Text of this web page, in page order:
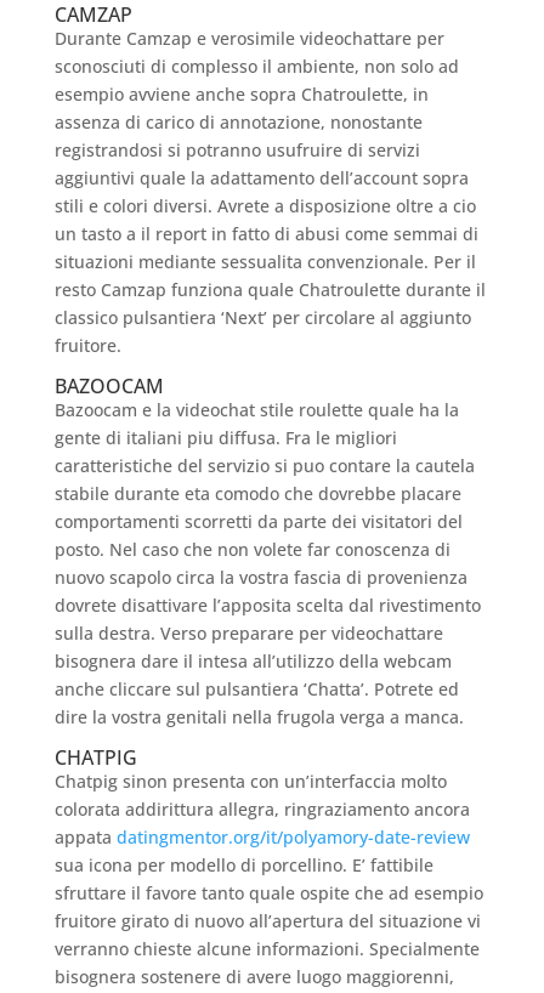
CAMZAP
Durante Camzap e verosimile videochattare per
sconosciuti di complesso il ambiente, non solo ad
esempio avviene anche sopra Chatroulette, in
assenza di carico di annotazione, nonostante
registrandosi si potranno usufruire di servizi
aggiuntivi quale la adattamento dell’account sopra
stili e colori diversi. Avrete a disposizione oltre a cio
un tasto a il report in fatto di abusi come semmai di
situazioni mediante sessualita convenzionale. Per il
resto Camzap funziona quale Chatroulette durante il
classico pulsantiera ‘Next’ per circolare al aggiunto
fruitore.
BAZOOCAM
Bazoocam e la videochat stile roulette quale ha la
gente di italiani piu diffusa. Fra le migliori
caratteristiche del servizio si puo contare la cautela
stabile durante eta comodo che dovrebbe placare
comportamenti scorretti da parte dei visitatori del
posto. Nel caso che non volete far conoscenza di
nuovo scapolo circa la vostra fascia di provenienza
dovrete disattivare l’apposita scelta dal rivestimento
sulla destra. Verso preparare per videochattare
bisognera dare il intesa all’utilizzo della webcam
anche cliccare sul pulsantiera ‘Chatta’. Potrete ed
dire la vostra genitali nella frugola verga a manca.
CHATPIG
Chatpig sinon presenta con un’interfaccia molto
colorata addirittura allegra, ringraziamento ancora
appata datingmentor.org/it/polyamory-date-review
sua icona per modello di porcellino. E’ fattibile
sfruttare il favore tanto quale ospite che ad esempio
fruitore girato di nuovo all’apertura del situazione vi
verranno chieste alcune informazioni. Specialmente
bisognera sostenere di avere luogo maggiorenni,